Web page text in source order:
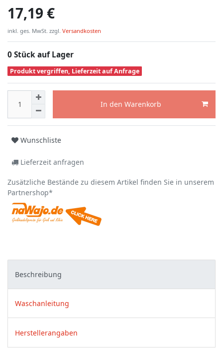
17,19 €
inkl. ges. MwSt. zzgl. Versandkosten
0 Stück auf Lager
Produkt vergriffen, Lieferzeit auf Anfrage
In den Warenkorb
Wunschliste
Lieferzeit anfragen
Zusätzliche Bestände zu diesem Artikel finden Sie in unserem
Partnershop*
Beschreibung
Waschanleitung
Herstellerangaben